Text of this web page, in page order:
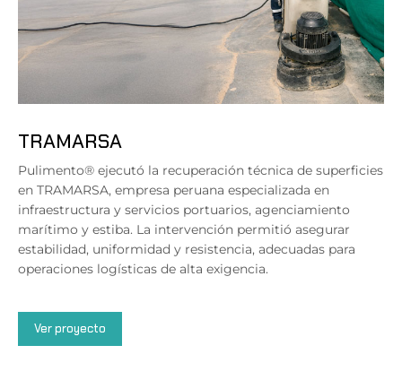
TRAMARSA
Pulimento® ejecutó la recuperación técnica de superficies
en TRAMARSA, empresa peruana especializada en
infraestructura y servicios portuarios, agenciamiento
marítimo y estiba. La intervención permitió asegurar
estabilidad, uniformidad y resistencia, adecuadas para
operaciones logísticas de alta exigencia.
Ver proyecto